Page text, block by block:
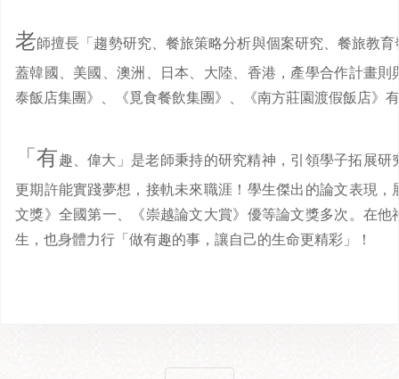
老師擅長「趨勢研究、餐旅策略分析與個案研究、餐旅教
蓋韓國、美國、澳洲、日本、大陸、香港，產學合作計畫
泰飯店集團》、《覓食餐飲集團》、《南方莊園渡假飯店》
「有趣、偉大」是老師秉持的研究精神，引領學子拓展
更期許能實踐夢想，接軌未來職涯！學生傑出的論文表現
文獎》全國第一、《崇越論文大賞》優等論文獎多次。在
生，也身體力行「做有趣的事，讓自己的生命更精彩」！